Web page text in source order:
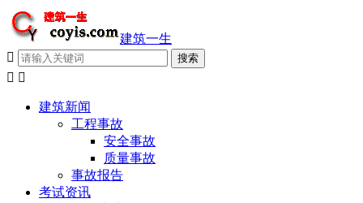
建筑一生

 
建筑新闻
工程事故
安全事故
质量事故
事故报告
考试资讯